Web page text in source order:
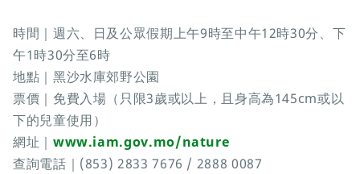
時間｜週六、日及公眾假期上午9時至中午12時30分、下
午1時30分至6時
地點｜黑沙水庫郊野公園
票價｜免費入場（只限3歲或以上，且身高為145cm或以
下的兒童使用）
網址｜ www.iam.gov.mo/nature
查詢電話｜(853) 2833 7676 / 2888 0087